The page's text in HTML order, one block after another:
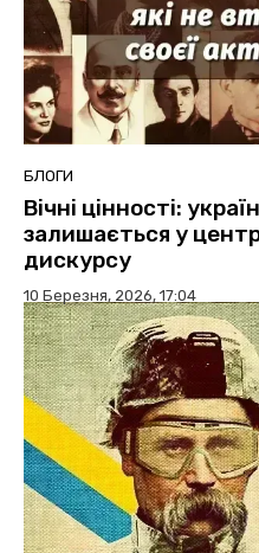
БЛОГИ
Вічні цінності:
залишається у
дискурсу
10 Березня, 2026, 17:04